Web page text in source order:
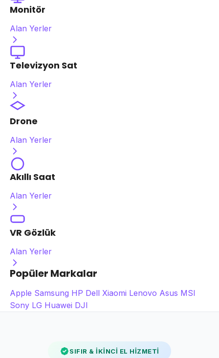
Monitör
Alan Yerler
Televizyon Sat
Alan Yerler
Drone
Alan Yerler
Akıllı Saat
Alan Yerler
VR Gözlük
Alan Yerler
Popüler Markalar
Apple Samsung HP Dell Xiaomi Lenovo Asus MSI
Sony LG Huawei DJI
SIFIR & İKİNCİ EL HİZMETİ